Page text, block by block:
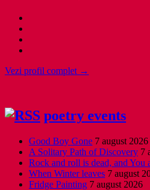
Vezi profil complet →
poetry events
Good Boy Gone 7 august 2026
A Solitary Path of Discovery 7
Rock and roll is dead, and You
When Winter leaves 7 august
Fridge Painting 7 august 2026